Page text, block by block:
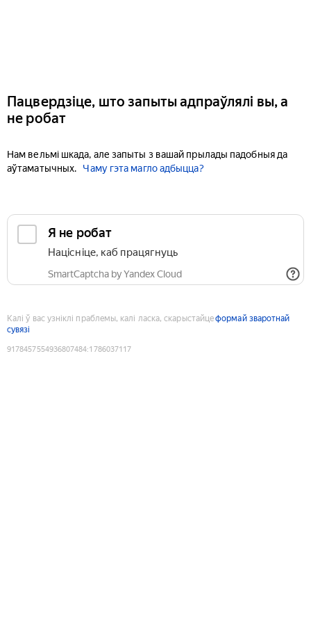
Пацвердзіце, што запыты адпраўлялі вы, а
не робат
Нам вельмі шкада, але запыты з вашай прылады падобныя да
аўтаматычных.
Чаму гэта магло адбыцца?
Я не робат
Націсніце, каб працягнуць
SmartCaptcha by Yandex Cloud
Калі ў вас узніклі праблемы, калі ласка, скарыстайцеформай зваротнай
сувязі
9178457554936807484:1786037117